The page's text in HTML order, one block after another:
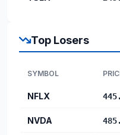
Top Losers
SYMBOL
NFLX
NVDA